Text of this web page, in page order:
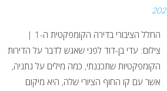
החלל הציבורי בדירה הקומפקטית ה-1 |
צילום: עדי בן-דוד לפני שאגש לדבר על הדירות
הקומפקטיות שתכננתי, כמה מילים על נתניה,
אשר עם קו החוף הציורי שלה, היא מיקום